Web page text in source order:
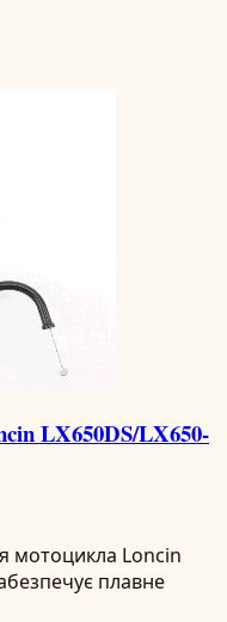
LX650DS/LX650-
мотоцикла Loncin
плавне